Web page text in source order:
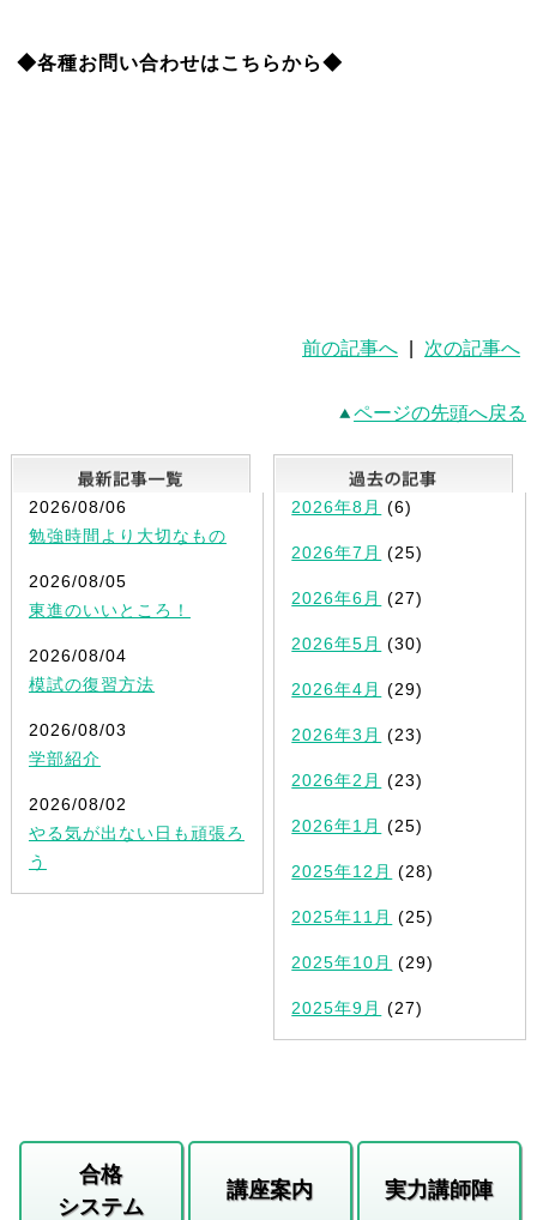
◆各種お問い合わせはこちらから◆
前の記事へ 次の記事へ
ページの先頭へ戻る
最新記事一覧
2026/08/06
勉強時間より大切なもの
2026/08/05
東進のいいところ！
2026/08/04
模試の復習方法
2026/08/03
学部紹介
2026/08/02
やる気が出ない日も頑張ろ
う
2026年8月 (6)
2026年7月 (25)
2026年6月 (27)
2026年5月 (30)
2026年4月 (29)
2026年3月 (23)
2026年2月 (23)
2026年1月 (25)
2025年12月 (28)
2025年11月 (25)
2025年10月 (29)
2025年9月 (27)
合格
システム
講座案内 実力講師陣